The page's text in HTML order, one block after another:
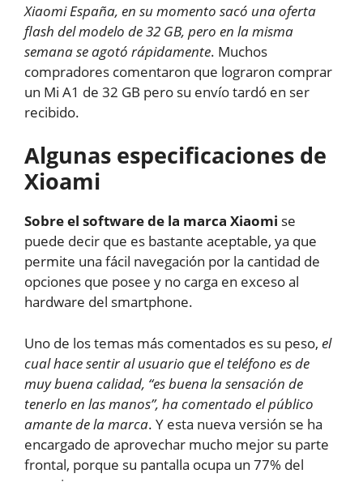
Xiaomi España, en su momento sacó una oferta
flash del modelo de 32 GB, pero en la misma
semana se agotó rápidamente. Muchos
compradores comentaron que lograron comprar
un Mi A1 de 32 GB pero su envío tardó en ser
recibido.
Algunas especificaciones de
Xioami
Sobre el software de la marca Xiaomi se
puede decir que es bastante aceptable, ya que
permite una fácil navegación por la cantidad de
opciones que posee y no carga en exceso al
hardware del smartphone.
Uno de los temas más comentados es su peso, el
cual hace sentir al usuario que el teléfono es de
muy buena calidad, “es buena la sensación de
tenerlo en las manos”, ha comentado el público
amante de la marca. Y esta nueva versión se ha
encargado de aprovechar mucho mejor su parte
frontal, porque su pantalla ocupa un 77% del